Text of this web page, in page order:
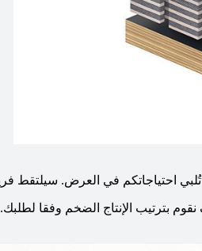
احتياجاتكم في العرض. سيلتقط
بترتيب الإنتاج الضخم وفقا لطلبك.